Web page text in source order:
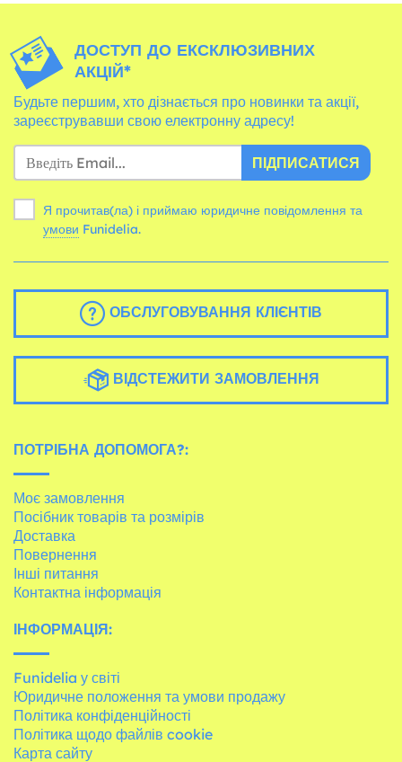
ДОСТУП ДО ЕКСКЛЮЗИВНИХ
АКЦІЙ*
Будьте першим, хто дізнається про новинки та акції,
зареєструвавши свою електронну адресу!
ПІДПИСАТИСЯ
Я прочитав(ла) і приймаю юридичне повідомлення та
умови Funidelia.
ОБСЛУГОВУВАННЯ КЛІЄНТІВ
ВІДСТЕЖИТИ ЗАМОВЛЕННЯ
ПОТРІБНА ДОПОМОГА?:
Моє замовлення
Посібник товарів та розмірів
Доставка
Повернення
Інші питання
Контактна інформація
ІНФОРМАЦІЯ:
Funidelia у світі
Юридичне положення та умови продажу
Політика конфіденційності
Політика щодо файлів cookie
Карта сайту